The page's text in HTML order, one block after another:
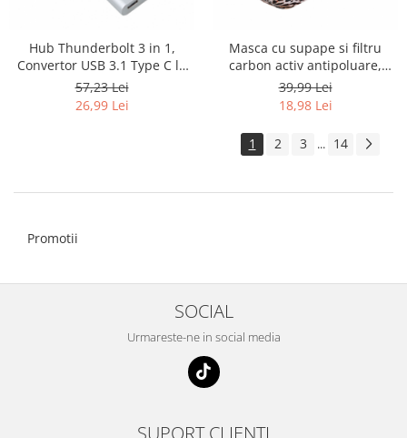
Hub Thunderbolt 3 in 1,
Convertor USB 3.1 Type C la
HDMI 4K, USB 3.0 si USB Type
C, HOPE R
57,23 Lei
26,99 Lei
Masca cu supape si filtru
carbon activ antipoluare,
reutilizabila, pentru alergat,
bicicleta, trotineta, leopard
39,99 Lei
18,98 Lei
1 2 3 ... 14
Promotii
SOCIAL
Urmareste-ne in social media
SUPORT CLIENTI